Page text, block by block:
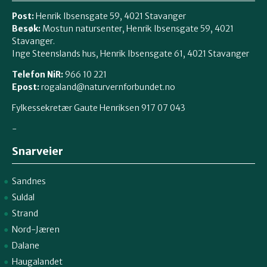
Post:Henrik Ibsensgate 59, 4021 Stavanger
Besøk: Mostun natursenter, Henrik Ibsensgate 59, 4021
Stavanger.
Inge Steenslands hus, Henrik Ibsensgate 61, 4021 Stavanger
Telefon NiR:966 10 221
Epost:rogaland@naturvernforbundet.no
Fylkessekretær Gaute Henriksen 917 07 043
-
Snarveier
Sandnes
Suldal
Strand
Nord-Jæren
Dalane
Haugalandet